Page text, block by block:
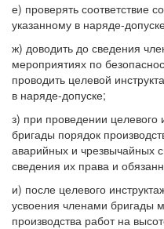
е) проверять соответствие
указанному в наряде-
ж) доводить до сведения
мероприятиях по
проводить целевой
в наряде-допуске;
з) при проведении целевого
бригады порядок
аварийных и чрезвычайных
сведения их права и
и) после целевого
усвоения членами бригады
производства работ на